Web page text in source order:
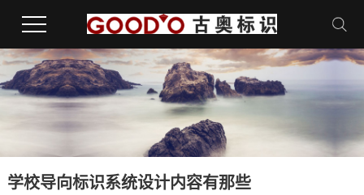
学校导向标识系统设计内容有那些